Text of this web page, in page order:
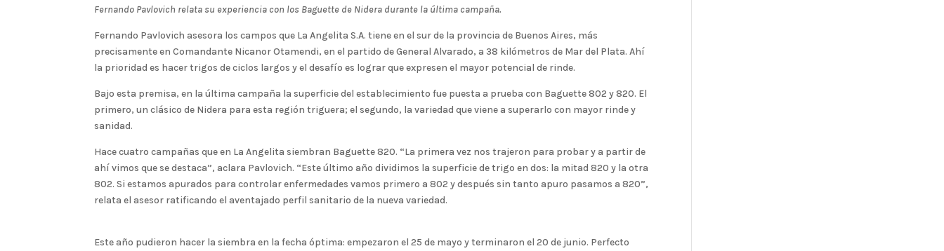
Fernando Pavlovich relata su experiencia con los Baguette de Nidera durante la última campaña.
Fernando Pavlovich asesora los campos que La Angelita S.A. tiene en el sur de la provincia de Buenos Aires, más
precisamente en Comandante Nicanor Otamendi, en el partido de General Alvarado, a 38 kilómetros de Mar del Plata. Ahí
la prioridad es hacer trigos de ciclos largos y el desafío es lograr que expresen el mayor potencial de rinde.
Bajo esta premisa, en la última campaña la superficie del establecimiento fue puesta a prueba con Baguette 802 y 820. El
primero, un clásico de Nidera para esta región triguera; el segundo, la variedad que viene a superarlo con mayor rinde y
sanidad.
Hace cuatro campañas que en La Angelita siembran Baguette 820. “La primera vez nos trajeron para probar y a partir de
ahí vimos que se destaca”, aclara Pavlovich. “Este último año dividimos la superficie de trigo en dos: la mitad 820 y la otra
802. Si estamos apurados para controlar enfermedades vamos primero a 802 y después sin tanto apuro pasamos a 820”,
relata el asesor ratificando el aventajado perfil sanitario de la nueva variedad.
Este año pudieron hacer la siembra en la fecha óptima: empezaron el 25 de mayo y terminaron el 20 de junio. Perfecto